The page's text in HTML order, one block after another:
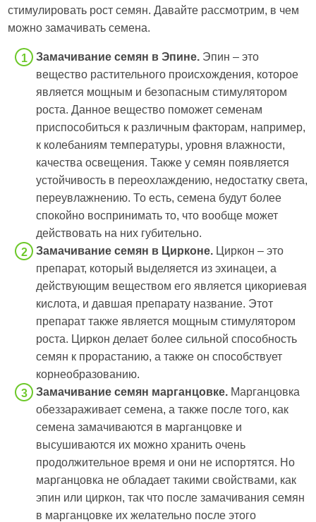
стимулировать рост семян. Давайте рассмотрим, в чем
можно замачивать семена.
Замачивание семян в Эпине. Эпин – это
вещество растительного происхождения, которое
является мощным и безопасным стимулятором
роста. Данное вещество поможет семенам
приспособиться к различным факторам, например,
к колебаниям температуры, уровня влажности,
качества освещения. Также у семян появляется
устойчивость в переохлаждению, недостатку света,
переувлажнению. То есть, семена будут более
спокойно воспринимать то, что вообще может
действовать на них губительно.
Замачивание семян в Цирконе. Циркон – это
препарат, который выделяется из эхинацеи, а
действующим веществом его является цикориевая
кислота, и давшая препарату название. Этот
препарат также является мощным стимулятором
роста. Циркон делает более сильной способность
семян к прорастанию, а также он способствует
корнеобразованию.
Замачивание семян марганцовке. Марганцовка
обеззараживает семена, а также после того, как
семена замачиваются в марганцовке и
высушиваются их можно хранить очень
продолжительное время и они не испортятся. Но
марганцовка не обладает такими свойствами, как
эпин или циркон, так что после замачивания семян
в марганцовке их желательно после этого